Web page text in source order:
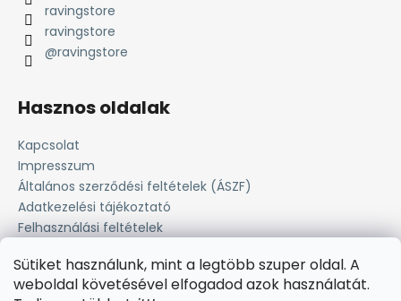
Sütiket használunk, mint a legtöbb szuper oldal. A
weboldal követésével elfogadod azok használatát.
ravingstore
ravingstore
@ravingstore
Hasznos oldalak
Kapcsolat
Impresszum
Általános szerződési feltételek (ÁSZF)
Adatkezelési tájékoztató
Felhasználási feltételek
Fizetési lehetőség
Szállítási információk